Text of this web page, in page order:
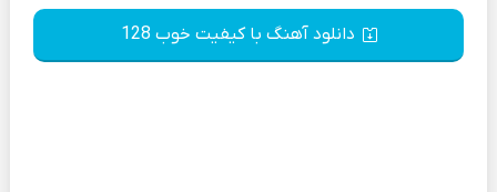
دانلود آهنگ با کیفیت خوب 128